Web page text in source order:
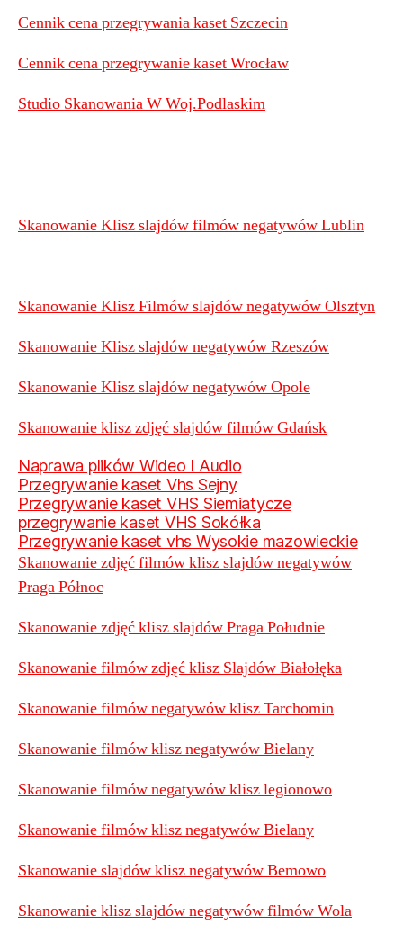
Cennik cena przegrywania kaset Szczecin
Cennik cena przegrywanie kaset Wrocław
Studio Skanowania W Woj.Podlaskim
Skanowanie Klisz slajdów filmów negatywów Lublin
Skanowanie Klisz Filmów slajdów negatywów Olsztyn
Skanowanie Klisz slajdów negatywów Rzeszów
Skanowanie Klisz slajdów negatywów Opole
Skanowanie klisz zdjęć slajdów filmów Gdańsk
Naprawa plików Wideo I Audio
Przegrywanie kaset Vhs Sejny
Przegrywanie kaset VHS Siemiatycze
przegrywanie kaset VHS Sokółka
Przegrywanie kaset vhs Wysokie mazowieckie
Skanowanie zdjęć filmów klisz slajdów negatywów
Praga Północ
Skanowanie zdjęć klisz slajdów Praga Południe
Skanowanie filmów zdjęć klisz Slajdów Białołęka
Skanowanie filmów negatywów klisz Tarchomin
Skanowanie filmów klisz negatywów Bielany
Skanowanie filmów negatywów klisz legionowo
Skanowanie filmów klisz negatywów Bielany
Skanowanie slajdów klisz negatywów Bemowo
Skanowanie klisz slajdów negatywów filmów Wola